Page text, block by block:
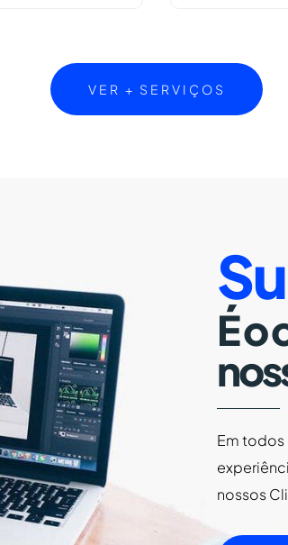
VER + SERVIÇOS
É o
Em
nossos